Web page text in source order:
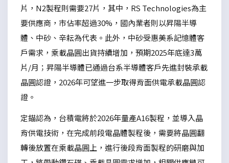
片，N2製程則需要27片，其中，RS Technologies為主
要供應商，市佔率超過30%，國內業者則以昇陽半導
體、中砂、辛耘為代表。此外，中砂受惠美系記憶體客
戶需求，乘載晶圓出貨持續增加，預期2025年底達3萬
片/月；昇陽半導體已通過台系半導體客戶先進封裝承載
晶圓認證，2026年可望進一步取得背面供電承載晶圓認
證。
定錨認為，台積電將於2026年量產A16製程，並導入晶
背供電技術，在完成前段電晶體製程後，需要將晶圓翻
轉後放置在乘載晶圓上，進行後段背面製程的研磨與加